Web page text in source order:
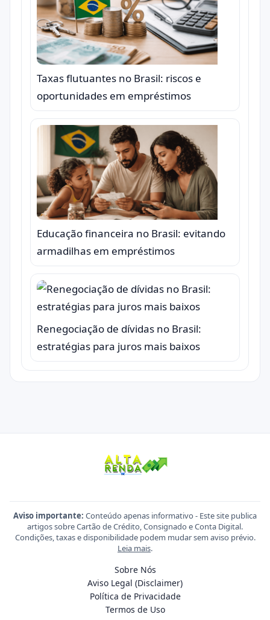
Taxas flutuantes no Brasil: riscos e
oportunidades em empréstimos
Educação financeira no Brasil: evitando
armadilhas em empréstimos
Renegociação de dívidas no Brasil:
estratégias para juros mais baixos
Aviso importante: Conteúdo apenas informativo - Este site publica
artigos sobre Cartão de Crédito, Consignado e Conta Digital.
Condições, taxas e disponibilidade podem mudar sem aviso prévio.
Leia mais.
Sobre Nós
Aviso Legal (Disclaimer)
Política de Privacidade
Termos de Uso